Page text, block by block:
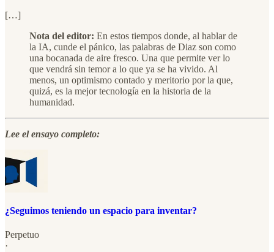
[…]
Nota del editor: En estos tiempos donde, al hablar de
la IA, cunde el pánico, las palabras de Diaz son como
una bocanada de aire fresco. Una que permite ver lo
que vendrá sin temor a lo que ya se ha vivido. Al
menos, un optimismo contado y meritorio por la que,
quizá, es la mejor tecnología en la historia de la
humanidad.
Lee el ensayo completo:
¿Seguimos teniendo un espacio para inventar?
Perpetuo
·